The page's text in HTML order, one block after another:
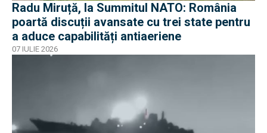
Radu Miruță, la Summitul NATO: România
poartă discuții avansate cu trei state pentru
a aduce capabilități antiaeriene
07 IULIE 2026